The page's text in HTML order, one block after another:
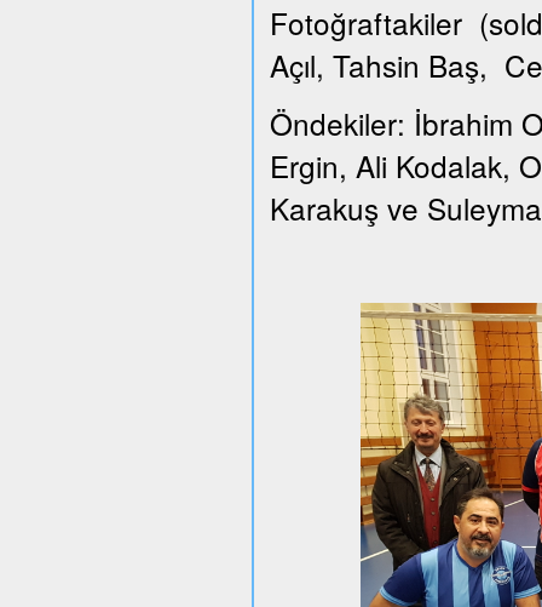
Fotoğraftakiler
Açıl, Tahsin Baş,
Öndekiler: İbrahim
Ergin, Ali Kodalak,
Karakuş ve